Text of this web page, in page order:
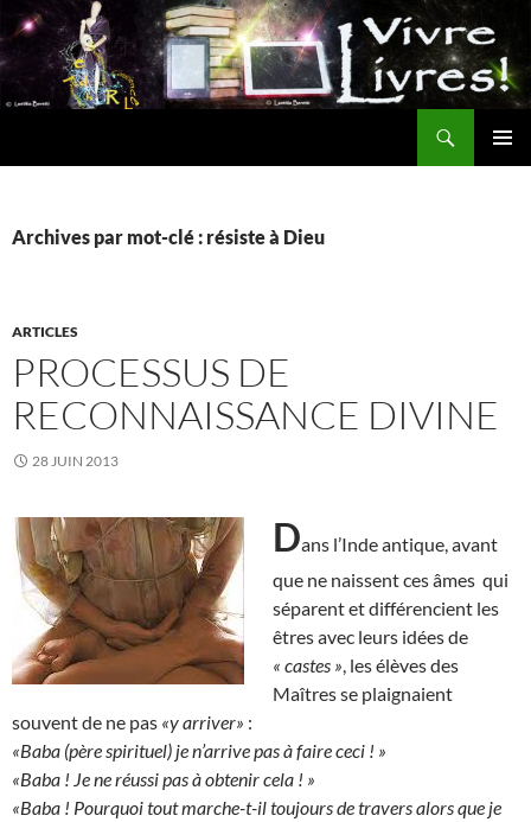
Aller
au
contenu
Archives par mot-clé : résiste à Dieu
ARTICLES
PROCESSUS DE
RECONNAISSANCE DIVINE
28 JUIN 2013
Dans l’Inde antique, avant
que ne naissent ces âmes qui
séparent et différencient les
êtres avec leurs idées de
« castes » , les élèves des
Maîtres se plaignaient
souvent de ne pas «y arriver» :
«Baba (père spirituel) je n’arrive pas à faire ceci ! »
«Baba ! Je ne réussi pas à obtenir cela ! »
«Baba ! Pourquoi tout marche-t-il toujours de travers alors que je